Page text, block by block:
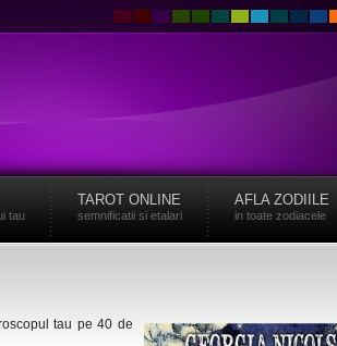
tau
TAROT ONLINE
semnificatii si etalari
AFLA ZODIILE
in toate zodiacele
tau pe 40 de